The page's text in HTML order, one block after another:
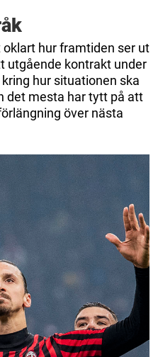
hur framtiden ser ut
utgående kontrakt under
hur situationen ska
det mesta har tytt på att
över nästa